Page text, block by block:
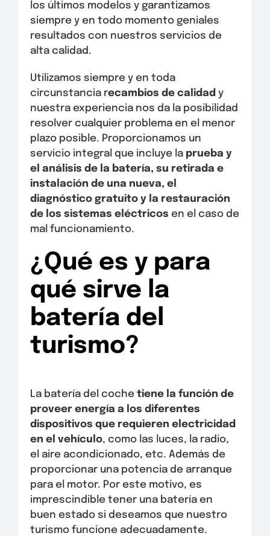
los últimos modelos y garantizamos
siempre y en todo momento geniales
resultados con nuestros servicios de
alta calidad.
Utilizamos siempre y en toda
circunstancia recambios de calidad y
nuestra experiencia nos da la posibilidad
resolver cualquier problema en el menor
plazo posible. Proporcionamos un
servicio integral que incluye la prueba y
el análisis de la batería, su retirada e
instalación de una nueva, el
diagnóstico gratuito y la restauración
de los sistemas eléctricos en el caso de
mal funcionamiento.
¿Qué es y para
qué sirve la
batería del
turismo?
La batería del coche tiene la función de
proveer energía a los diferentes
dispositivos que requieren electricidad
en el vehículo, como las luces, la radio,
el aire acondicionado, etc. Además de
proporcionar una potencia de arranque
para el motor. Por este motivo, es
imprescindible tener una batería en
buen estado si deseamos que nuestro
turismo funcione adecuadamente.